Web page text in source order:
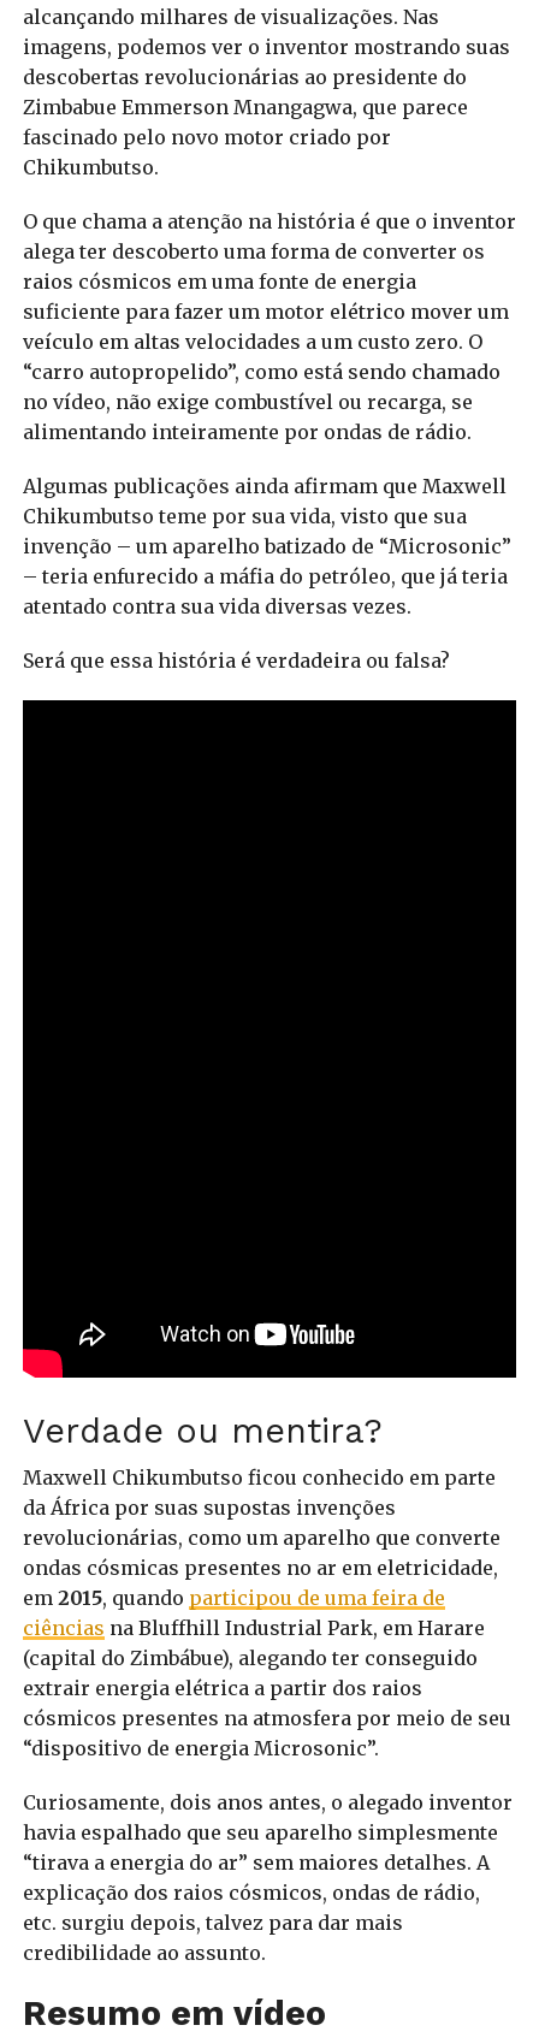
alcançando milhares de visualizações. Nas
imagens, podemos ver o inventor mostrando suas
descobertas revolucionárias ao presidente do
Zimbabue Emmerson Mnangagwa, que parece
fascinado pelo novo motor criado por
Chikumbutso.
O que chama a atenção na história é que o inventor
alega ter descoberto uma forma de converter os
raios cósmicos em uma fonte de energia
suficiente para fazer um motor elétrico mover um
veículo em altas velocidades a um custo zero. O
“carro autopropelido”, como está sendo chamado
no vídeo, não exige combustível ou recarga, se
alimentando inteiramente por ondas de rádio.
Algumas publicações ainda afirmam que Maxwell
Chikumbutso teme por sua vida, visto que sua
invenção – um aparelho batizado de “Microsonic”
– teria enfurecido a máfia do petróleo, que já teria
atentado contra sua vida diversas vezes.
Será que essa história é verdadeira ou falsa?
Verdade ou mentira?
Maxwell Chikumbutso ficou conhecido em parte
da África por suas supostas invenções
revolucionárias, como um aparelho que converte
ondas cósmicas presentes no ar em eletricidade,
em 2015, quando participou de uma feira de
ciências na Bluffhill Industrial Park, em Harare
(capital do Zimbábue), alegando ter conseguido
extrair energia elétrica a partir dos raios
cósmicos presentes na atmosfera por meio de seu
“dispositivo de energia Microsonic”.
Curiosamente, dois anos antes, o alegado inventor
havia espalhado que seu aparelho simplesmente
“tirava a energia do ar” sem maiores detalhes. A
explicação dos raios cósmicos, ondas de rádio,
etc. surgiu depois, talvez para dar mais
credibilidade ao assunto.
Resumo em vídeo